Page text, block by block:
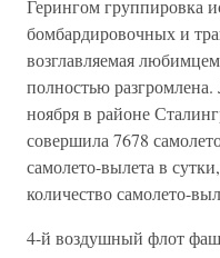
Герингом группировка
бомбардировочных и
возглавляемая
полностью
ноября в районе
совершила 7678
самолето-вылета в
количество самолето-
4-й воздушный флот